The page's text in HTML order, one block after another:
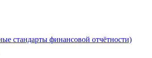
стандарты финансовой отчётности)